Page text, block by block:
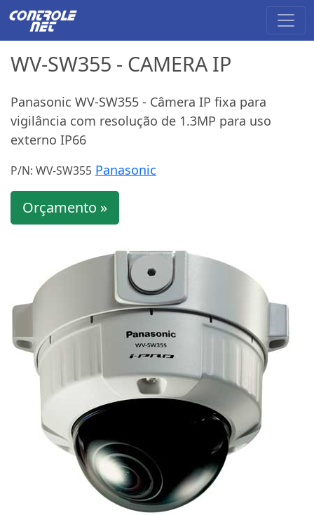
WV-SW355 - CAMERA IP
Panasonic WV-SW355 - Câmera IP fixa para
vigilância com resolução de 1.3MP para uso
externo IP66
P/N: WV-SW355 Panasonic
Orçamento »